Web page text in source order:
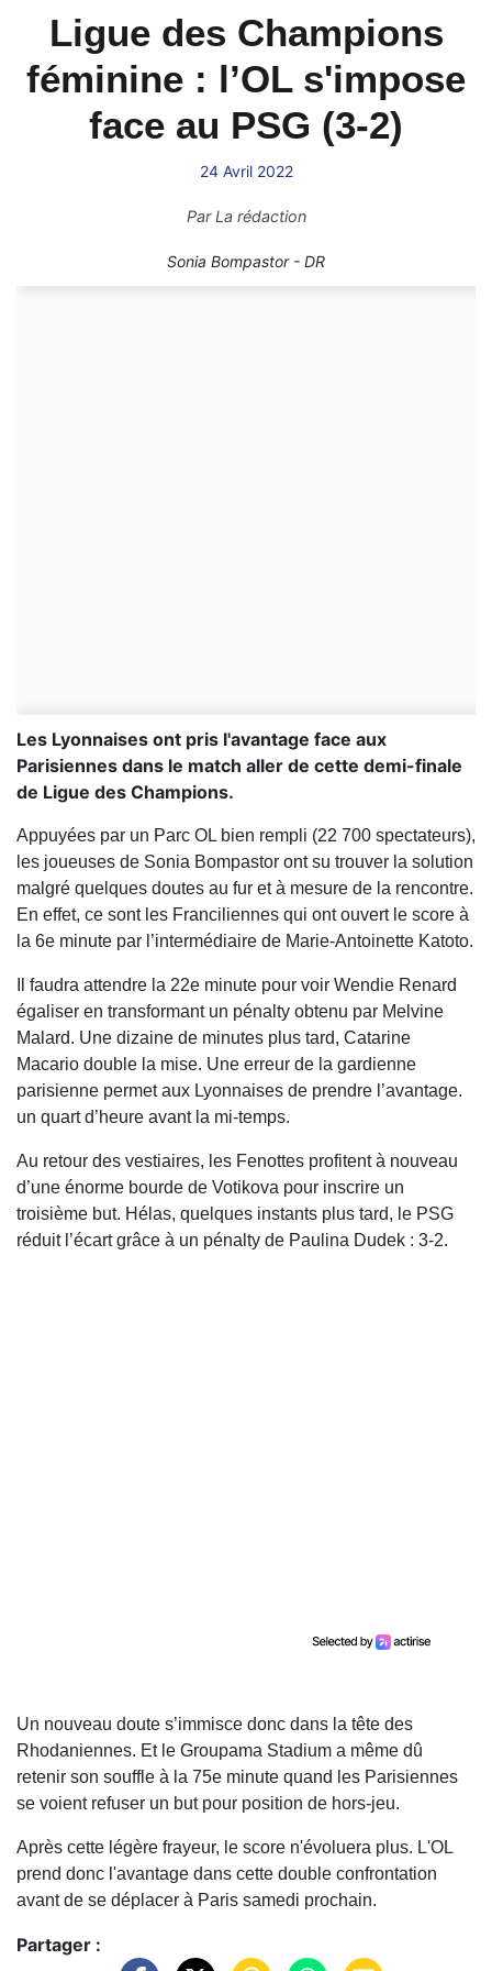
Ligue des Champions
féminine : l’OL s'impose
face au PSG (3-2)
24 Avril 2022
ParLa rédaction
Sonia Bompastor - DR
Les Lyonnaises ont pris l'avantage face aux
Parisiennes dans le match aller de cette demi-finale
de Ligue des Champions.
Appuyées par un Parc OL bien rempli (22 700 spectateurs),
les joueuses de Sonia Bompastor ont su trouver la solution
malgré quelques doutes au fur et à mesure de la rencontre.
En effet, ce sont les Franciliennes qui ont ouvert le score à
la 6e minute par l’intermédiaire de Marie-Antoinette Katoto.
Il faudra attendre la 22e minute pour voir Wendie Renard
égaliser en transformant un pénalty obtenu par Melvine
Malard. Une dizaine de minutes plus tard, Catarine
Macario double la mise. Une erreur de la gardienne
parisienne permet aux Lyonnaises de prendre l’avantage.
un quart d’heure avant la mi-temps.
Au retour des vestiaires, les Fenottes profitent à nouveau
d’une énorme bourde de Votikova pour inscrire un
troisième but. Hélas, quelques instants plus tard, le PSG
réduit l’écart grâce à un pénalty de Paulina Dudek : 3-2.
Un nouveau doute s’immisce donc dans la tête des
Rhodaniennes. Et le Groupama Stadium a même dû
retenir son souffle à la 75e minute quand les Parisiennes
se voient refuser un but pour position de hors-jeu.
Après cette légère frayeur, le score n'évoluera plus. L'OL
prend donc l'avantage dans cette double confrontation
avant de se déplacer à Paris samedi prochain.
Partager :